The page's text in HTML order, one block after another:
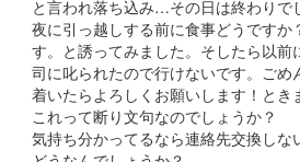
と言われ落ち込み…その日は終わりで
夜に引っ越しする前に食事どうですか
す。と誘ってみました。そしたら以前
司に叱られたので行けないです。ごめ
着いたらよろしくお願いします！とき
これって断り文句なのでしょうか？
気持ち分かってるなら連絡先交換しな